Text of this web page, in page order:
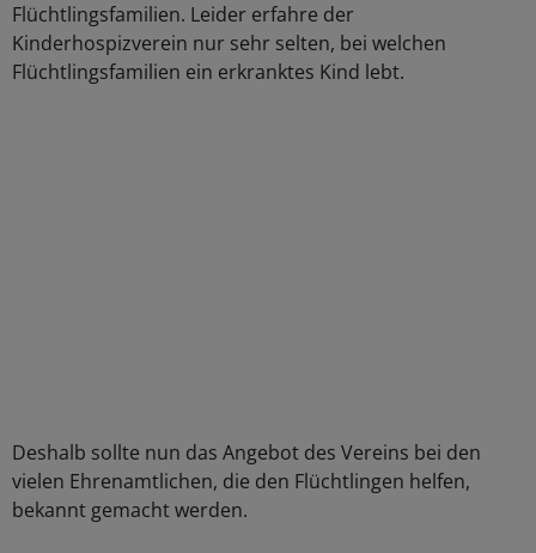
Flüchtlingsfamilien. Leider erfahre der
Kinderhospizverein nur sehr selten, bei welchen
Flüchtlingsfamilien ein erkranktes Kind lebt.
Deshalb sollte nun das Angebot des Vereins bei den
vielen Ehrenamtlichen, die den Flüchtlingen helfen,
bekannt gemacht werden.